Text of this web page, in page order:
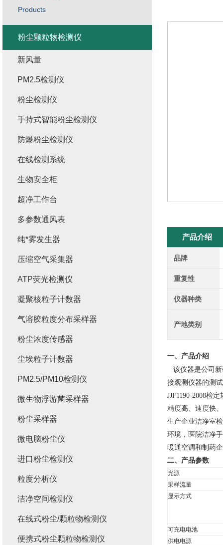
产品介绍
品牌
重复性
仪器种类
产地类别
一、产品介绍
该仪器是公司新
接观测仪器的测
JJF1190-2008检
精度高、速度快
生产企业洁净室
环境，医院洁净
暖通空调和制药
二、产品参数
光源
采样流量
显示方式
可充电电池
供电电源
Products
粉尘颗粒物检测仪
新风量
PM2.5检测仪
粉尘检测仪
手持式智能粉尘检测仪
防爆粉尘检测仪
在线检测系统
生物安全柜
超净工作台
多参数通风表
纯*雾发生器
压缩空气采集器
ATP荧光检测仪
凝聚核粒子计数器
气溶胶粒度分布采样器
粉尘浓度传感器
尘埃粒子计数器
PM2.5/PM10检测仪
微生物浮游菌采样器
粉尘采样器
微电脑粉尘仪
进口粉尘检测仪
粒度分析仪
洁净空间检测仪
在线式粉尘/颗粒物检测仪
便携式粉尘颗粒物检测仪